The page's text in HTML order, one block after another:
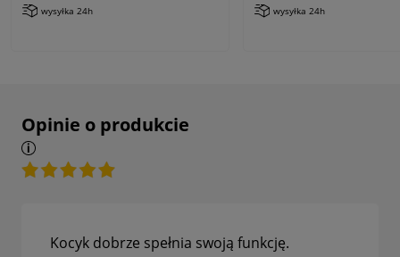
wysyłka 24h wysyłka 24h
Opinie o produkcie
Kocyk dobrze spełnia swoją funkcję.